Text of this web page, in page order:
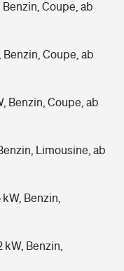
Benzin, Coupe, ab
Benzin, Coupe, ab
Benzin, Coupe, ab
Limousine, ab
Benzin,
Benzin,